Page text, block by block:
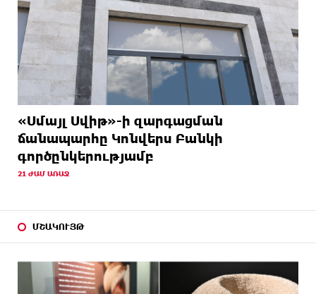
«Սմայլ Սվիթ»-ի զարգացման
ճանապարհը Կոնվերս Բանկի
գործընկերությամբ
21 ԺԱՄ ԱՌԱՋ
ՄՇԱԿՈՒՅԹ